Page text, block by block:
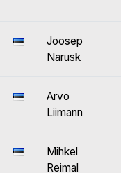
Joosep
Narusk
Arvo
Liimann
Mihkel
Reimal